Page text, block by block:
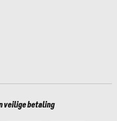
veilige betaling